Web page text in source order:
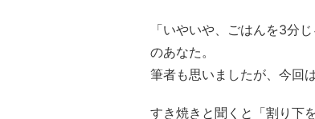
「いやいや、ごはんを3分
のあなた。
筆者も思いましたが、今回
すき焼きと聞くと「割り下